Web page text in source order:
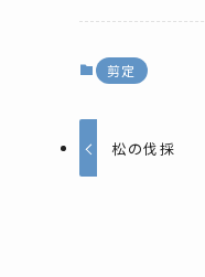
剪定
松の伐採